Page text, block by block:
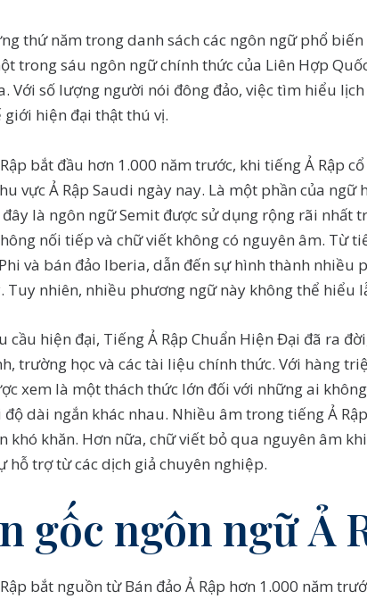
thứ năm trong danh sách các ngôn ngữ phổ
trong sáu ngôn ngữ chính thức của Liên Hợp
Với số lượng người nói đông đảo, việc tìm hiểu
hiện đại thật thú vị.
bắt đầu hơn 1.000 năm trước, khi tiếng Ả Rập
vực Ả Rập Saudi ngày nay. Là một phần của
là ngôn ngữ Semit được sử dụng rộng rãi nhất
nối tiếp và chữ viết không có nguyên âm. Từ
và bán đảo Iberia, dẫn đến sự hình thành
Tuy nhiên, nhiều phương ngữ này không thể hiểu
cầu hiện đại, Tiếng Ả Rập Chuẩn Hiện Đại đã ra
trường học và các tài liệu chính thức. Với hàng
xem là một thách thức lớn đối với những ai
độ dài ngắn khác nhau. Nhiều âm trong tiếng Ả
khó khăn. Hơn nữa, chữ viết bỏ qua nguyên âm
hỗ trợ từ các dịch giả chuyên nghiệp.
gốc ngôn ngữ Ả
bắt nguồn từ Bán đảo Ả Rập hơn 1.000 năm